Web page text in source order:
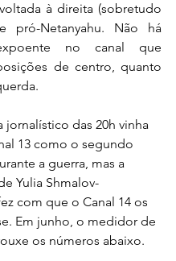
à direita (sobretudo
pró-Netanyahu. Não há
no canal que
de centro, quanto
jornalístico das 20h vinha
13 como o segundo
a guerra, mas a
Yulia Shmalov-
com que o Canal 14 os
Em junho, o medidor de
os números abaixo.